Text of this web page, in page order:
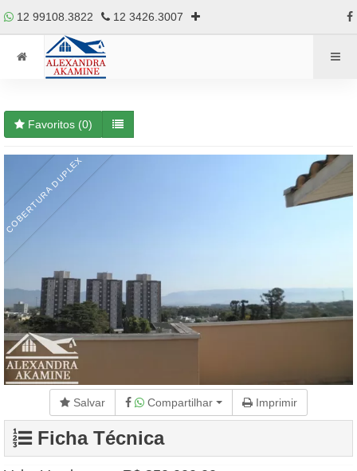
12 99108.3822 12 3426.3007
Favoritos (0)
COBERTURA DUPLEX
Salvar Compartilhar Imprimir
Ficha Técnica